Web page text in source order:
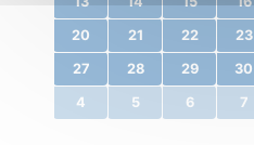
20 21 22 23
27 28 29 30
4 5 6 7